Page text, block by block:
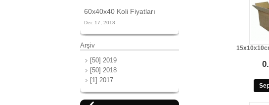
60x40x40 Koli Fiyatları
Dec 17, 2018
Arşiv
[50] 2019
[50] 2018
[1] 2017